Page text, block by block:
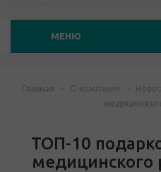
МЕНЮ
Главная - О компании -
ТОП-10
медицинского